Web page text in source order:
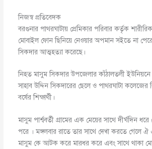
নিজস্ব প্রতিবেদক
বরগুনার পাথরঘাটায় প্রেমিকার পরিবার কর্তৃক
মোবাইল ফোন ছিনিয়ে নেওয়ার অপমান সইতে না
সিকদার আত্মহত্যা করেছে।
নিহত মাসুম সিকদার উপজেলার কাঁঠালতলী ইউনিয়নে ৪
সাহাব উদ্দিন সিকদারের ছেলে ও পাথরঘাটা কলেজের
বর্ষের শিক্ষার্থী।
মাসুম পার্শ্ববর্তী গ্রামের এক মেয়ের সাথে দীর্ঘদিন
পরে । মঙ্গলবার রাতে তার সাথে দেখা করতে গেলে ঐ
মাসুম কে আটক করে মারধর করে এবং সাথে থাকা